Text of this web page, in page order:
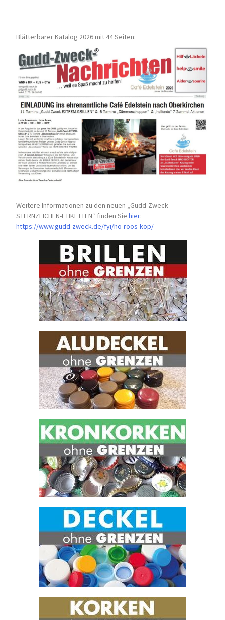
Blätterbarer Katalog 2026 mit 44 Seiten:
Weitere Informationen zu den neuen „Gudd-Zweck-
STERNZEICHEN-ETIKETTEN“ finden Siehier:
https://www.gudd-zweck.de/fyi/ho-roos-kop/